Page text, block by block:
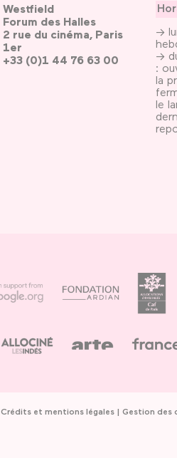
Westfield
Forum des Halles
2 rue du cinéma, Paris
1er
+33 (0)1 44 76 63 00
→
→
:
la
le
Crédits et mentions légales Gestion des